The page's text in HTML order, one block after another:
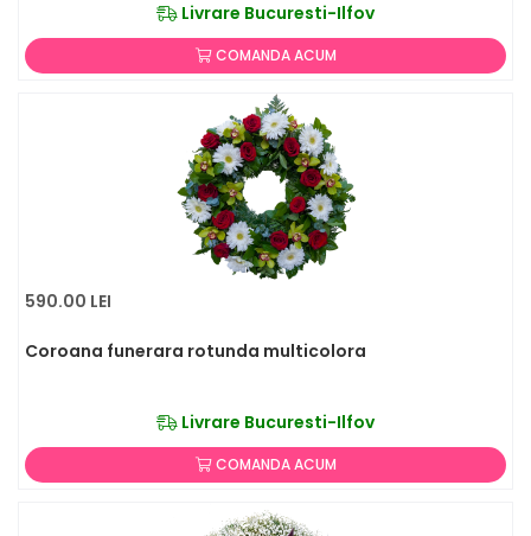
Livrare Bucuresti-Ilfov
COMANDA ACUM
590.00 LEI
Coroana funerara rotunda multicolora
Livrare Bucuresti-Ilfov
COMANDA ACUM